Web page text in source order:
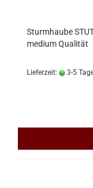
Sturmhaube
medium Qualität
Lieferzeit: 3-5